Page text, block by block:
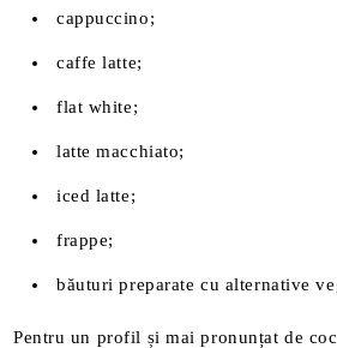
cappuccino;
caffe latte;
flat white;
latte macchiato;
iced latte;
frappe;
băuturi preparate cu alternative
Pentru un profil și mai pronunțat de